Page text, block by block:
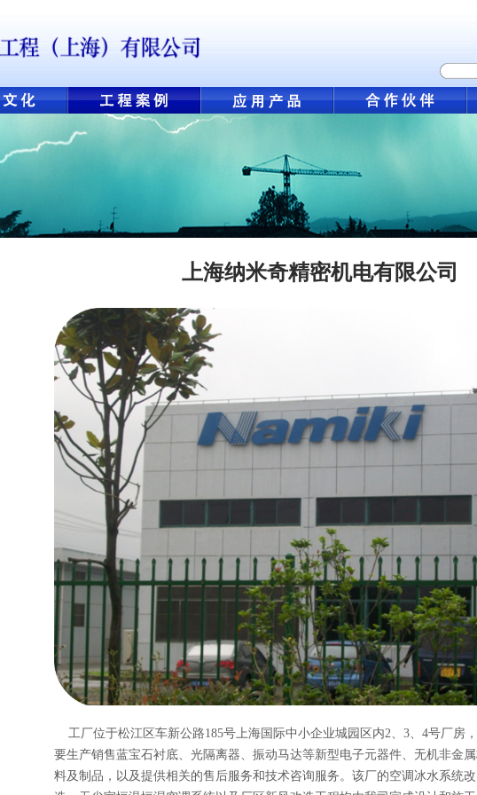
上海纳米奇精密机电有限公司
工厂位于松江区车新公路185号上海国际中小企业城园区内2、3、4号厂房
要生产销售蓝宝石衬底、光隔离器、振动马达等新型电子元器件、无机非金
料及制品，以及提供相关的售后服务和技术咨询服务。该厂的空调冰水系统改